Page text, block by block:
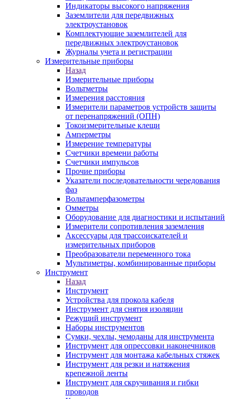
Индикаторы высокого напряжения
Заземлители для передвижных
электроустановок
Комплектующие заземлителей для
передвижных электроустановок
Журналы учета и регистрации
Измерительные приборы
Назад
Измерительные приборы
Вольтметры
Измерения расстояния
Измерители параметров устройств защиты
от перенапряжений (ОПН)
Токоизмерительные клещи
Амперметры
Измерение температуры
Счетчики времени работы
Счетчики импульсов
Прочие приборы
Указатели последовательности чередования
фаз
Вольтамперфазометры
Омметры
Оборудование для диагностики и испытаний
Измерители сопротивления заземления
Аксессуары для трассоискателей и
измерительных приборов
Преобразователи переменного тока
Мультиметры, комбинированные приборы
Инструмент
Назад
Инструмент
Устройства для прокола кабеля
Инструмент для снятия изоляции
Режущий инструмент
Наборы инструментов
Сумки, чехлы, чемоданы для инструмента
Инструмент для опрессовки наконечников
Инструмент для монтажа кабельных стяжек
Инструмент для резки и натяжения
крепежной ленты
Инструмент для скручивания и гибки
проводов